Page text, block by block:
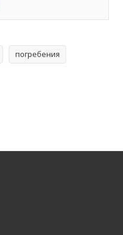
погребения